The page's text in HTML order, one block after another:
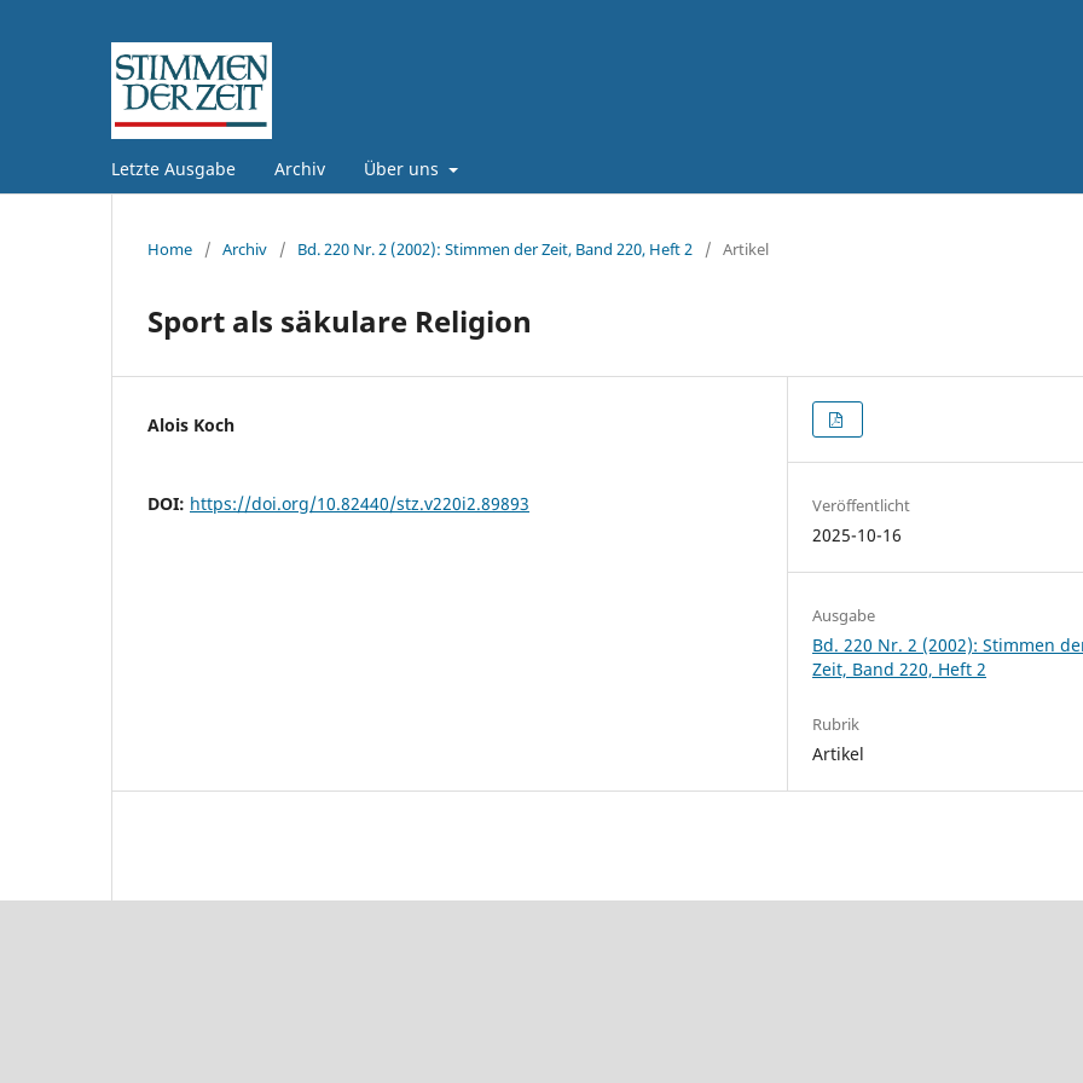
Letzte Ausgabe Archiv Über uns
Home / Archiv / Bd. 220 Nr. 2 (2002): Stimmen der Zeit, Band 220, Heft 2 / Artikel
Sport als säkulare Religion
Alois Koch
DOI: https://doi.org/10.82440/stz.v220i2.89893 Veröffentlicht
2025-10-16
Ausgabe
Bd. 220 Nr. 2 (2002): Stimmen
Zeit, Band 220, Heft 2
Rubrik
Artikel